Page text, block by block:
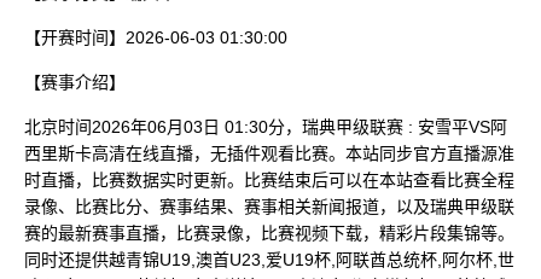
【开赛时间】 2026-06-03 01:30:00
【赛事介绍】
北京时间2026年06月03日 01:30分，瑞典甲级联赛 : 安雪平VS阿
西里斯卡高清在线直播，无插件观看比赛。本站同步官方直播源准
时直播，比赛数据实时更新。比赛结束后可以在本站查看比赛全程
录像、比赛比分、赛事结果、赛事相关新闻报道，以及瑞典甲级联
赛的最新赛事直播，比赛录像，比赛视频下载，精彩片段集锦等。
同时还提供越青锦U19,澳首U23,爱U19杯,阿联酋总统杯,阿尔杯,世